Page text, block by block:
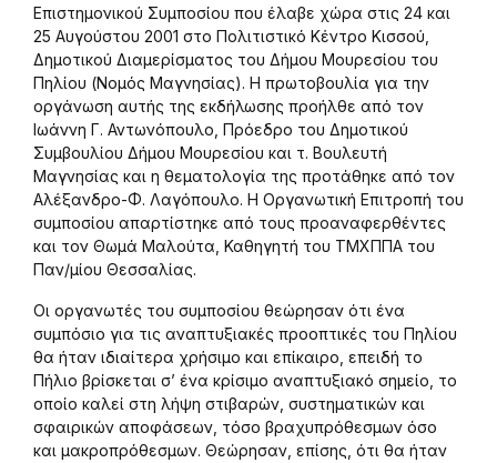
Επιστημονικού Συμποσίου που έλαβε χώρα στις 24 και
25 Αυγούστου 2001 στο Πολιτιστικό Κέντρο Κισσού,
Δημοτικού Διαμερίσματος του Δήμου Μουρεσίου του
Πηλίου (Νομός Μαγνησίας). Η πρωτοβουλία για την
οργάνωση αυτής της εκδήλωσης προήλθε από τον
Ιωάννη Γ. Αντωνόπουλο, Πρόεδρο του Δημοτικού
Συμβουλίου Δήμου Μουρεσίου και τ. Βουλευτή
Μαγνησίας και η θεματολογία της προτάθηκε από τον
Αλέξανδρο-Φ. Λαγόπουλο. Η Οργανωτική Επιτροπή του
συμποσίου απαρτίστηκε από τους προαναφερθέντες
και τον Θωμά Μαλούτα, Καθηγητή του ΤΜΧΠΠΑ του
Παν/μίου Θεσσαλίας.
Οι οργανωτές του συμποσίου θεώρησαν ότι ένα
συμπόσιο για τις αναπτυξιακές προοπτικές του Πηλίου
θα ήταν ιδιαίτερα χρήσιμο και επίκαιρο, επειδή το
Πήλιο βρίσκεται σ’ ένα κρίσιμο αναπτυξιακό σημείο, το
οποίο καλεί στη λήψη στιβαρών, συστηματικών και
σφαιρικών αποφάσεων, τόσο βραχυπρόθεσμων όσο
και μακροπρόθεσμων. Θεώρησαν, επίσης, ότι θα ήταν